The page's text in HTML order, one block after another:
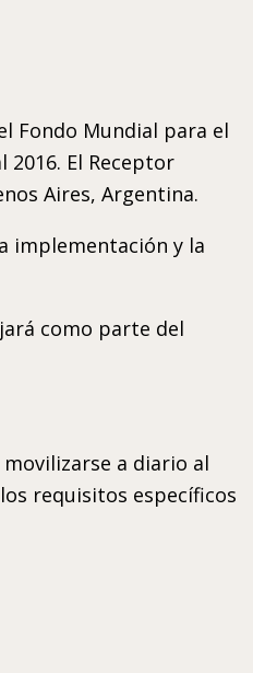
Fondo Mundial para el
2016. El Receptor
Aires, Argentina.
implementación y la
como parte del
a diario al
requisitos específicos